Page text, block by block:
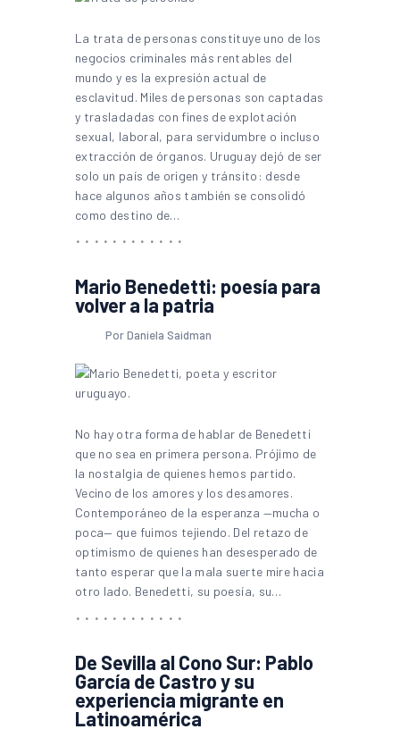
La trata de personas constituye uno de los
negocios criminales más rentables del
mundo y es la expresión actual de
esclavitud. Miles de personas son captadas
y trasladadas con fines de explotación
sexual, laboral, para servidumbre o incluso
extracción de órganos. Uruguay dejó de ser
solo un país de origen y tránsito: desde
hace algunos años también se consolidó
como destino de…
Mario Benedetti: poesía para
volver a la patria
Por Daniela Saidman
No hay otra forma de hablar de Benedetti
que no sea en primera persona. Prójimo de
la nostalgia de quienes hemos partido.
Vecino de los amores y los desamores.
Contemporáneo de la esperanza —mucha o
poca— que fuimos tejiendo. Del retazo de
optimismo de quienes han desesperado de
tanto esperar que la mala suerte mire hacia
otro lado. Benedetti, su poesía, su…
De Sevilla al Cono Sur: Pablo
García de Castro y su
experiencia migrante en
Latinoamérica